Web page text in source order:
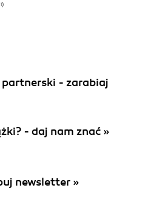
- zarabiaj
- daj nam znać »
newsletter »